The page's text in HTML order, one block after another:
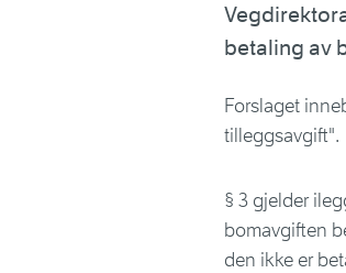
betaling av
Forslaget
tilleggsavgift".
§ 3 gjelder
bomavgiften
den ikke er